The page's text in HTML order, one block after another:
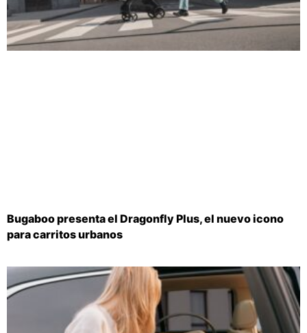
Bugaboo presenta el Dragonfly Plus, el nuevo icono
para carritos urbanos